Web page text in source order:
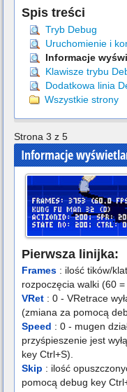
Spis treści
Tryb Debug
Uruchomienie i
Informacje
Klawisze trybu
Dodatkowa linia
Wszystkie strony
Strona 3 z 5
Informacje
Pierwsza linijka:
Frames : ilość tików/
rozpoczęcia walki (60 =
VRet : 0 - VRetrace
(zmiana za pomocą
Speed : 0 - mugen
przyśpieszenie jest
key Ctrl+S).
Skip : ilość
pomocą debug key